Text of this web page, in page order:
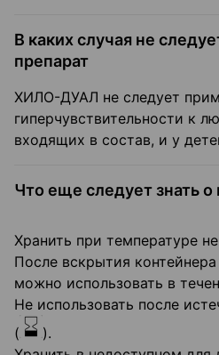
В каких случая не
препарат
ХИЛО-ДУАЛ не следует
гиперчувствительности к
входящих в состав, и у
Что еще следует знать о
Хранить при температуре
После вскрытия
можно использовать в
Не использовать после
(
).